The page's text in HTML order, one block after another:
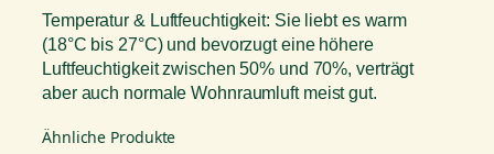
Temperatur & Luftfeuchtigkeit: Sie liebt es warm
(18°C bis 27°C) und bevorzugt eine höhere
Luftfeuchtigkeit zwischen 50% und 70%, verträgt
aber auch normale Wohnraumluft meist gut.
Ähnliche Produkte